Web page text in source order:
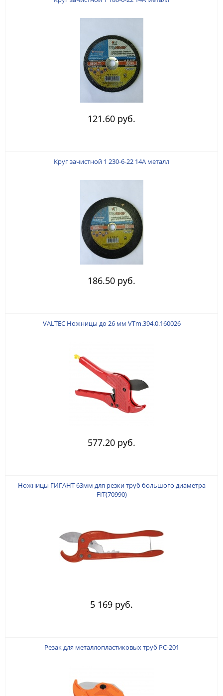
121.60 руб.
Круг зачистной 1 230-6-22 14А металл
186.50 руб.
VALTEC Ножницы до 26 мм VTm.394.0.160026
577.20 руб.
Ножницы ГИГАНТ 63мм для резки труб большого диаметра
FIT(70990)
5 169 руб.
Резак для металлопластиковых труб РС-201